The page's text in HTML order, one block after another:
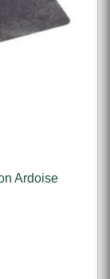
Ardoise